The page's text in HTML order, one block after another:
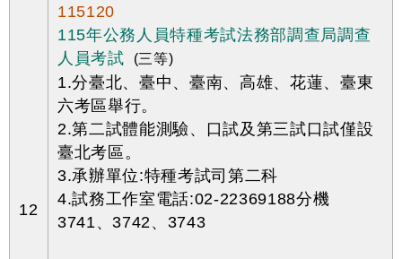
12
115120
115年公務人員特種考試法務部調查局調查
人員考試
(三等)
1.分臺北、臺中、臺南、高雄、花蓮、臺東
六考區舉行。
2.第二試體能測驗、口試及第三試口試僅設
臺北考區。
3.承辦單位:特種考試司第二科
4.試務工作室電話:02-22369188分機
3741、3742、3743